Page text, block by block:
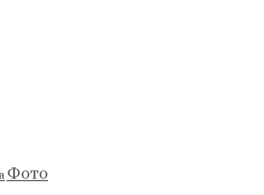
Фото